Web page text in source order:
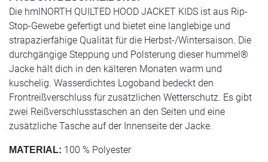
Die hmlNORTH QUILTED HOOD JACKET KIDS ist aus Rip-
Stop-Gewebe gefertigt und bietet eine langlebige und
strapazierfähige Qualität für die Herbst-/Wintersaison. Die
durchgängige Steppung und Polsterung dieser hummel®
Jacke hält dich in den kälteren Monaten warm und
kuschelig. Wasserdichtes Logoband bedeckt den
Frontreißverschluss für zusätzlichen Wetterschutz. Es gibt
zwei Reißverschlusstaschen an den Seiten und eine
zusätzliche Tasche auf der Innenseite der Jacke.
MATERIAL: 100 % Polyester